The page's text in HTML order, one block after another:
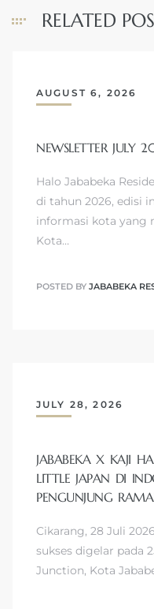
RELATED
AUGUST 6, 2026
NEWSLETTER JULY
Halo Jababeka
di tahun 2026, edisi
informasi kota yang
Kota…
POSTED BY JABABEKA
JULY 28, 2026
JABABEKA X KAJI
LITTLE JAPAN DI
PENGUNJUNG
Cikarang, 28 Juli
sukses digelar pada
Junction, Kota